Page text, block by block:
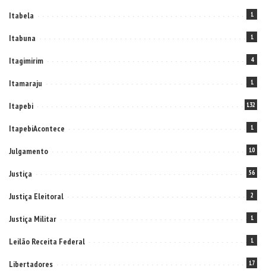
Itabela 1
Itabuna 1
Itagimirim 4
Itamaraju 1
Itapebi 132
ItapebiAcontece 1
Julgamento 10
Justiça 56
Justiça Eleitoral 2
Justiça Militar 1
Leilão Receita Federal 1
Libertadores 17